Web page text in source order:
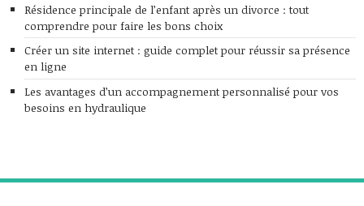
Résidence principale de l’enfant après un divorce : tout
comprendre pour faire les bons choix
Créer un site internet : guide complet pour réussir sa présence
en ligne
Les avantages d’un accompagnement personnalisé pour vos
besoins en hydraulique